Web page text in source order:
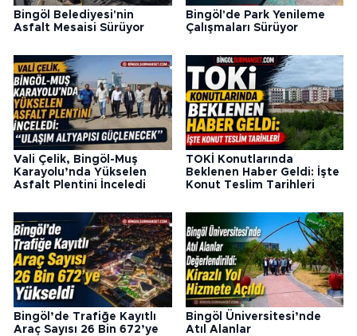
Bingöl Belediyesi'nin
Asfalt Mesaisi Sürüyor
Bingöl'de Park Yenileme
Çalışmaları Sürüyor
Vali Çelik, Bingöl-Muş
Karayolu’nda Yükselen
Asfalt Plentini İnceledi
TOKİ Konutlarında
Beklenen Haber Geldi: İşte
Konut Teslim Tarihleri
Bingöl’de Trafiğe Kayıtlı
Araç Sayısı 26 Bin 672’ye
Bingöl Üniversitesi’nde
Atıl Alanlar